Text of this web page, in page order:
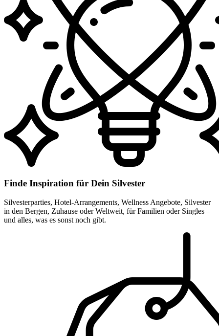
Finde Inspiration für Dein Silvester
Silvesterparties, Hotel-Arrangements, Wellness Angebote, Silvester
in den Bergen, Zuhause oder Weltweit, für Familien oder Singles –
und alles, was es sonst noch gibt.